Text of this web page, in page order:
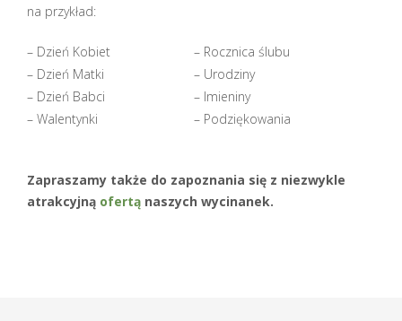
na przykład:
– Dzień Kobiet
– Rocznica ślubu
– Dzień Matki
– Urodziny
– Dzień Babci
– Imieniny
– Walentynki
– Podziękowania
Zapraszamy także do zapoznania się z niezwykle
atrakcyjną ofertą naszych wycinanek.